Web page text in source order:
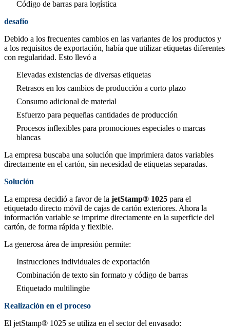
Código de barras para logística
desafío
Debido a los frecuentes cambios en las variantes de los productos y
a los requisitos de exportación, había que utilizar etiquetas diferentes
con regularidad. Esto llevó a
Elevadas existencias de diversas etiquetas
Retrasos en los cambios de producción a corto plazo
Consumo adicional de material
Esfuerzo para pequeñas cantidades de producción
Procesos inflexibles para promociones especiales o marcas
blancas
La empresa buscaba una solución que imprimiera datos variables
directamente en el cartón, sin necesidad de etiquetas separadas.
Solución
La empresa decidió a favor de la jetStamp® 1025 para el
etiquetado directo móvil de cajas de cartón exteriores. Ahora la
información variable se imprime directamente en la superficie del
cartón, de forma rápida y flexible.
La generosa área de impresión permite:
Instrucciones individuales de exportación
Combinación de texto sin formato y código de barras
Etiquetado multilingüe
Realización en el proceso
El jetStamp® 1025 se utiliza en el sector del envasado: